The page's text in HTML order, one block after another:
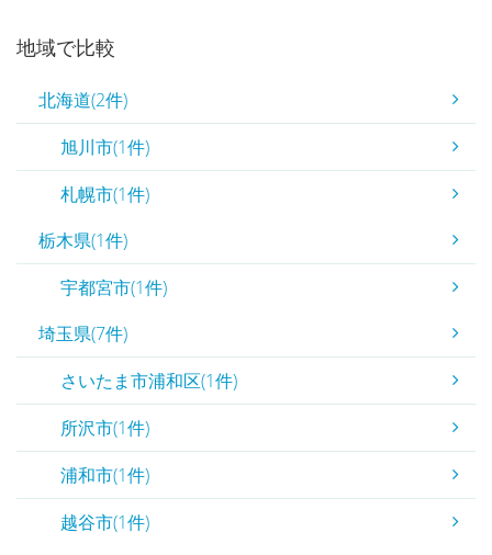
地域で比較
北海道(2件)
旭川市(1件)
札幌市(1件)
栃木県(1件)
宇都宮市(1件)
埼玉県(7件)
さいたま市浦和区(1件)
所沢市(1件)
浦和市(1件)
越谷市(1件)